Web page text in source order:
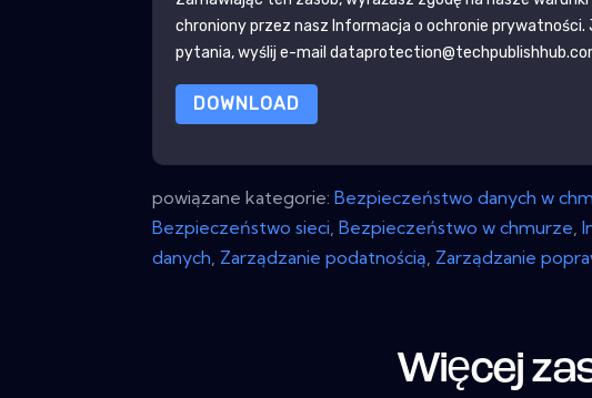
chroniony przez nasz Informacja o ochronie prywatności.
pytania, wyślij e-mail
DOWNLOAD
powiązane kategorie: Bezpieczeństwo danych w
Bezpieczeństwo sieci, Bezpieczeństwo w chmurze,
danych, Zarządzanie podatnością, Zarządzanie
Więcej